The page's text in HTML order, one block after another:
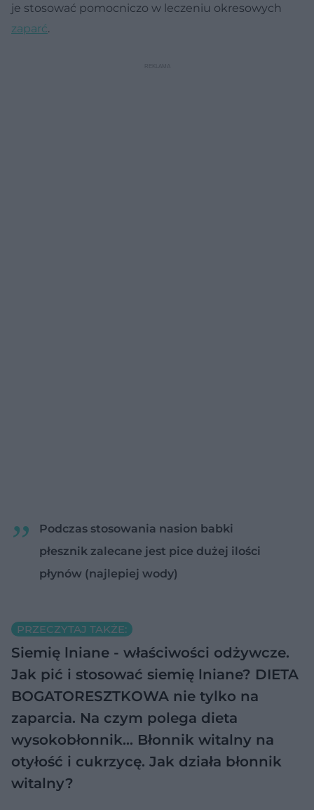
je stosować pomocniczo w leczeniu okresowych
zaparć.
Podczas stosowania nasion babki
płesznik zalecane jest pice dużej ilości
płynów (najlepiej wody)
PRZECZYTAJ TAKŻE:
Siemię lniane - właściwości odżywcze.
Jak pić i stosować siemię lniane? DIETA
BOGATORESZTKOWA nie tylko na
zaparcia. Na czym polega dieta
wysokobłonnik… Błonnik witalny na
otyłość i cukrzycę. Jak działa błonnik
witalny?